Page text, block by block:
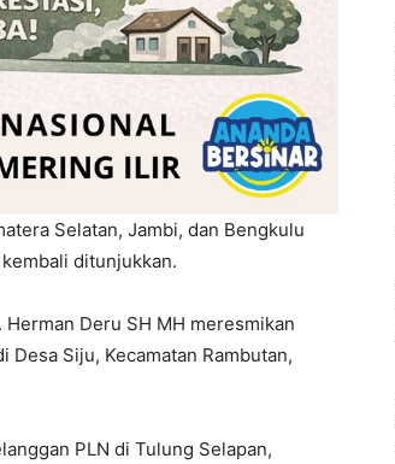
Selatan, Jambi, dan Bengkulu
ditunjukkan.
Deru SH MH meresmikan
Desa Siju, Kecamatan Rambutan,
PLN di Tulung Selapan,